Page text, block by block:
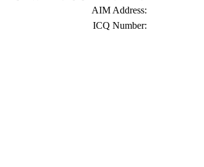
AIM Address:
ICQ Number: